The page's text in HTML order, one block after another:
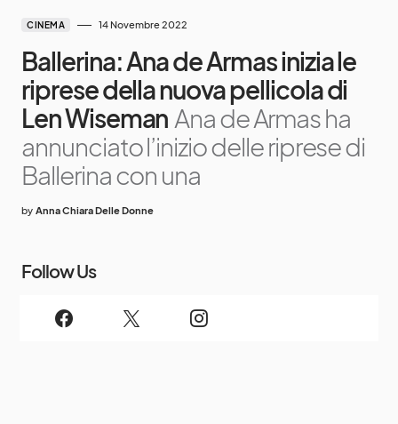
CINEMA 14 Novembre 2022
Ballerina: Ana de Armas inizia le
riprese della nuova pellicola di
Len Wiseman Ana de Armas ha
annunciato l’inizio delle riprese di
Ballerina con una
by Anna Chiara Delle Donne
Follow Us